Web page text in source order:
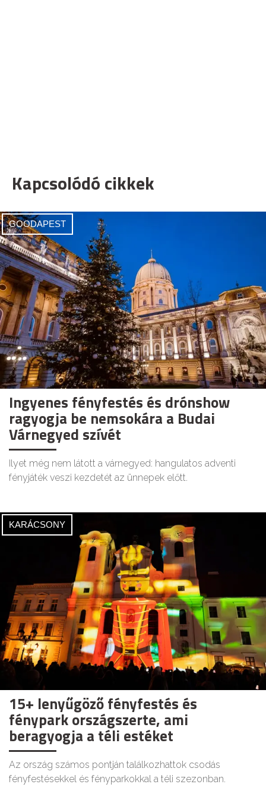
Kapcsolódó cikkek
GOODAPEST
Ingyenes fényfestés és drónshow
ragyogja be nemsokára a Budai
Várnegyed szívét
Ilyet még nem látott a várnegyed: hangulatos adventi
fényjáték veszi kezdetét az ünnepek előtt.
KARÁCSONY
15+ lenyűgöző fényfestés és
fénypark országszerte, ami
beragyogja a téli estéket
Az ország számos pontján találkozhattok csodás
fényfestésekkel és fényparkokkal a téli szezonban.